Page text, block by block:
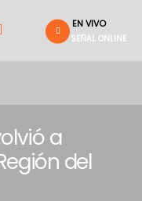
EN VIVO
SEÑAL ONLINE
a
del